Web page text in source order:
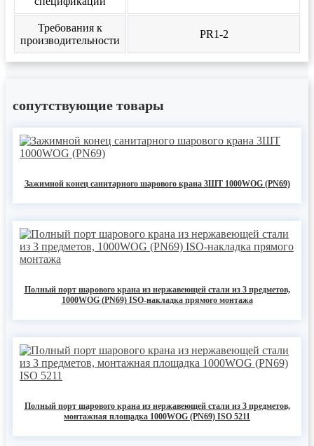
Требования к
производительности
PR1-2
сопутствующие товары
Зажимной конец санитарного шарового крана 3ШТ 1000WOG (PN69)
Полный порт шарового крана из нержавеющей стали из 3 предметов,
1000WOG (PN69) ISO-накладка прямого монтажа
Полный порт шарового крана из нержавеющей стали из 3 предметов,
монтажная площадка 1000WOG (PN69) ISO 5211